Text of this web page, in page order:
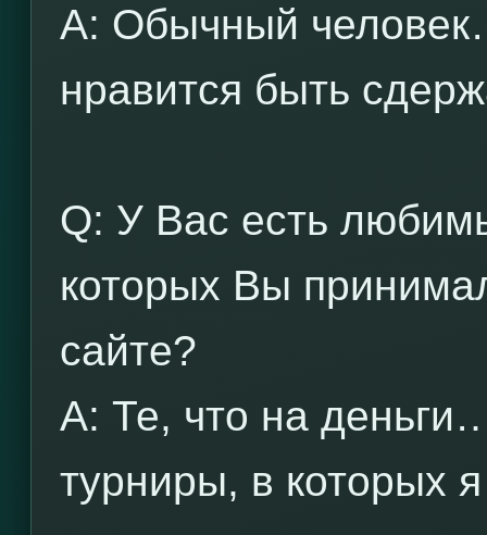
A: Обычный
нравится быть
Q: У Вас есть
которых Вы
сайте?
A: Те, что на
турниры, в которых